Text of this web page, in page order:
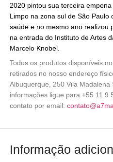
2020 pintou sua terceira
Limpo na zona sul de São Paulo
saúde e no mesmo ano realizou
na entrada do Instituto de Artes
Marcelo Knobel.
Todos os produtos disponíveis
retirados no nosso endereço
Albuquerque, 250 Vila Madalena
informações ligue para +55 11 9
contato por email:
Informação